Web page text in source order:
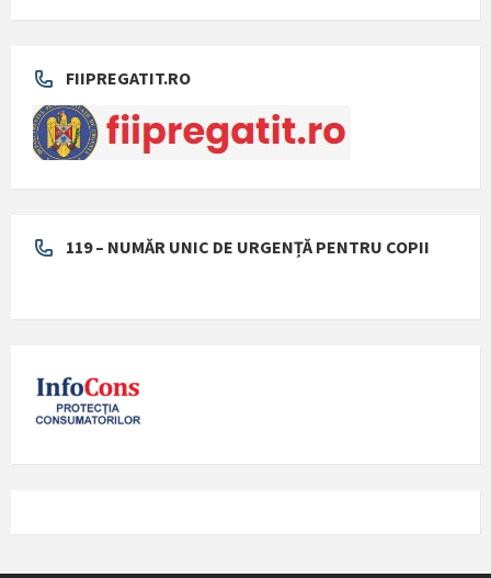
FIIPREGATIT.RO
119 – NUMĂR UNIC DE URGENȚĂ PENTRU COPII